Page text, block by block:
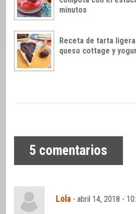
minutos
Receta de tarta
queso cottage y
5 comentarios
Lola -abril 14, 2018 -